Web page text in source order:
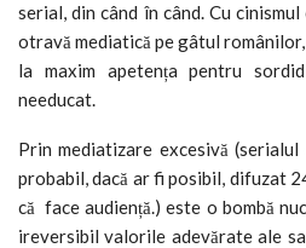
serial, din când în când. Cu
otravă mediatică pe gâtul
la maxim apetența pentru
needucat.
Prin mediatizare excesivă
probabil, dacă ar fi posibil, difuzat
că face audiență.) este o bombă
ireversibil valorile adevărate ale